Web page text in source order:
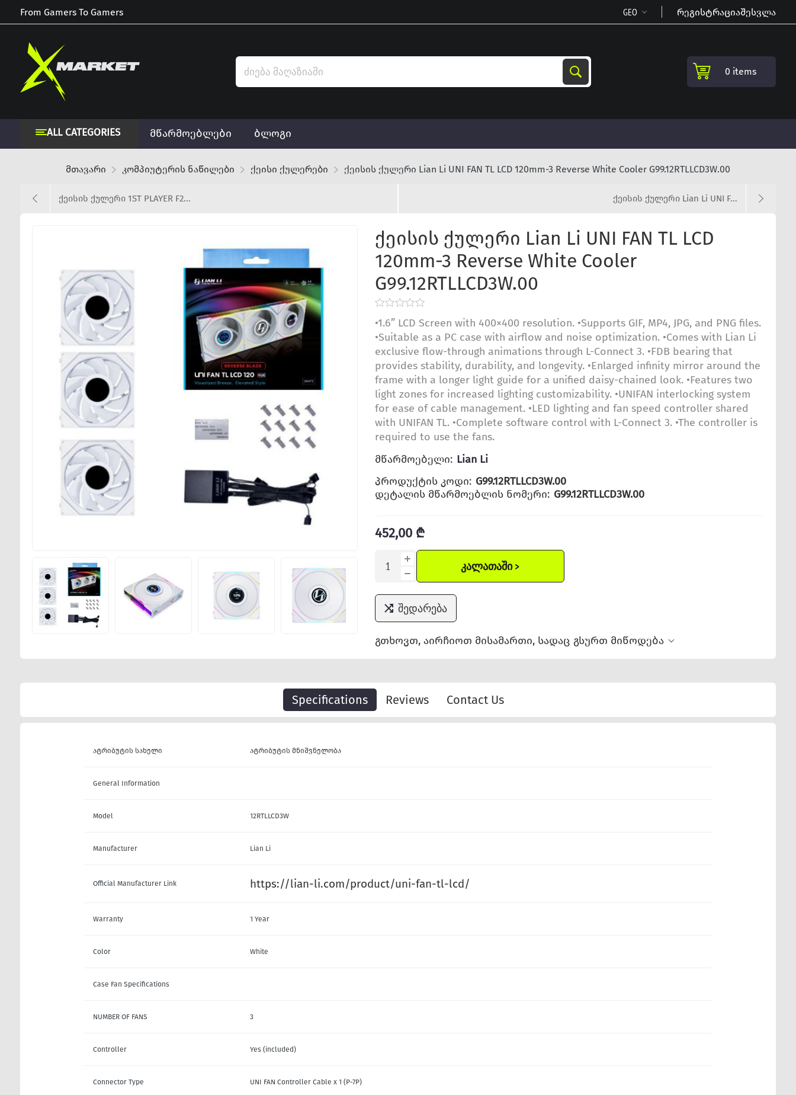
From Gamers To Gamers რეგისტრაციაშესვლა
0 items
ALL CATEGORIES მწარმოებლები ბლოგი
მთავარი კომპიუტერის ნაწილები ქეისი ქულერები ქეისის ქულერი Lian Li UNI FAN TL LCD 120mm-3 Reverse White Cooler G99.12RTLLCD3W.00
ქეისის ქულერი 1ST PLAYER F2... ქეისის ქულერი Lian Li UNI F...
ქეისის ქულერი Lian Li UNI FAN TL LCD
120mm-3 Reverse White Cooler
G99.12RTLLCD3W.00
•1.6” LCD Screen with 400×400 resolution. •Supports GIF, MP4, JPG, and PNG files.
•Suitable as a PC case with airflow and noise optimization. •Comes with Lian Li
exclusive flow-through animations through L-Connect 3. •FDB bearing that
provides stability, durability, and longevity. •Enlarged infinity mirror around the
frame with a longer light guide for a unified daisy-chained look. •Features two
light zones for increased lighting customizability. •UNIFAN interlocking system
for ease of cable management. •LED lighting and fan speed controller shared
with UNIFAN TL. •Complete software control with L-Connect 3. •The controller is
required to use the fans.
მწარმოებელი: Lian Li
პროდუქტის კოდი: G99.12RTLLCD3W.00
დეტალის მწარმოებლის ნომერი: G99.12RTLLCD3W.00
452,00 ₾
ᲙᲐᲚᲐᲗᲐᲨᲘ >
შედარება
გთხოვთ, აირჩიოთ მისამართი, სადაც გსურთ მიწოდება
Specifications Reviews Contact Us
ატრიბუტის სახელი ატრიბუტის მნიშვნელობა
General Information
Model 12RTLLCD3W
Manufacturer Lian Li
Official Manufacturer Link https://lian-li.com/product/uni-fan-tl-lcd/
Warranty 1 Year
Color White
Case Fan Specifications
NUMBER OF FANS 3
Controller Yes (included)
Connector Type UNI FAN Controller Cable x 1 (P-7P)